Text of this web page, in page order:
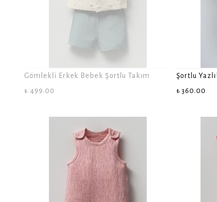
Gömlekli Erkek Bebek Şortlu Takım
₺ 499.00
Şortlu
₺ 360.00